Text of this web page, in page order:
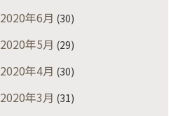
2020年6月 (30)
2020年5月 (29)
2020年4月 (30)
2020年3月 (31)